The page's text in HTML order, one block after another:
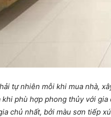
tự nhiên mỗi khi mua nhà,
khi phù hợp phong thủy với
chủ nhất, bởi màu sơn tiếp